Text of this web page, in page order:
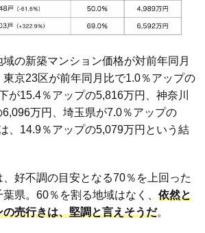
の新築マンション価格が対前年同月
東京23区が前年同月比で1.0％アップの
が15.4％アップの5,816万円、神奈川
万円、埼玉県が7.0％アップの
、14.9％アップの5,079万円という結
好不調の目安となる70％を上回った
県。60％を割る地域はなく、 依然と
売行きは、堅調と言えそうだ。